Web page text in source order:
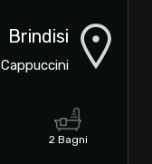
Brindisi
Cappuccini
2 Bagni